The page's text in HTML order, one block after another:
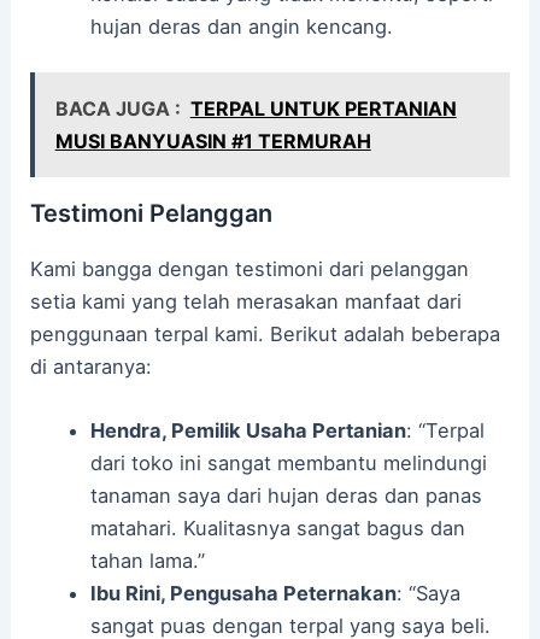
hujan deras dan angin kencang.
BACA JUGA : TERPAL UNTUK PERTANIAN
MUSI BANYUASIN #1 TERMURAH
Testimoni Pelanggan
Kami bangga dengan testimoni dari pelanggan
setia kami yang telah merasakan manfaat dari
penggunaan terpal kami. Berikut adalah beberapa
di antaranya:
Hendra, Pemilik Usaha Pertanian: “Terpal
dari toko ini sangat membantu melindungi
tanaman saya dari hujan deras dan panas
matahari. Kualitasnya sangat bagus dan
tahan lama.”
Ibu Rini, Pengusaha Peternakan: “Saya
sangat puas dengan terpal yang saya beli.